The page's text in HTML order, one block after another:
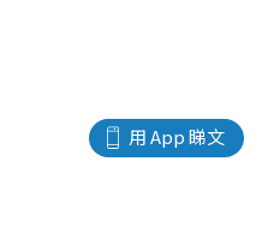
用 App 睇文